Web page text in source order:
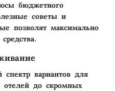
бюджетного
советы и
позволят максимально
вариантов для
до скромных